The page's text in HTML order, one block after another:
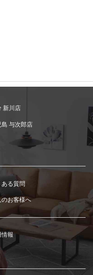
新川店
島 与次郎店
ある質問
のお客様へ
情報